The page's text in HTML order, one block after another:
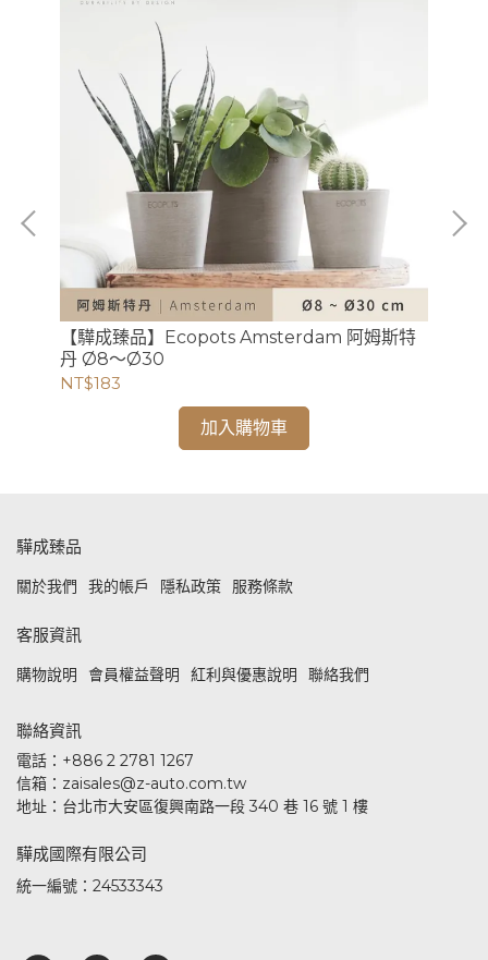
【驊成臻品】Ecopots Amsterdam 阿姆斯特
丹 Ø8〜Ø30
NT$183
加入購物車
驊成臻品
關於我們 我的帳戶 隱私政策 服務條款
客服資訊
購物說明 會員權益聲明 紅利與優惠說明 聯絡我們
聯絡資訊
電話：+886 2 2781 1267
信箱：zaisales@z-auto.com.tw
地址：台北市大安區復興南路一段 340 巷 16 號 1 樓
驊成國際有限公司
統一編號：24533343